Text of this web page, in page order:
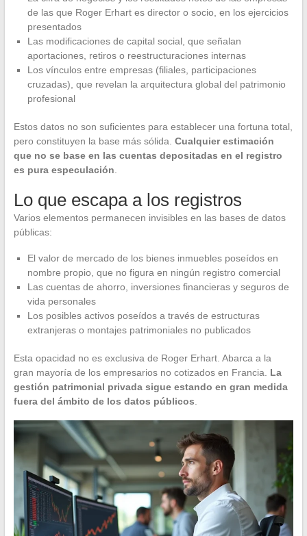
de las que Roger Erhart es director o socio, en los ejercicios
presentados
Las modificaciones de capital social, que señalan
aportaciones, retiros o reestructuraciones internas
Los vínculos entre empresas (filiales, participaciones
cruzadas), que revelan la arquitectura global del patrimonio
profesional
Estos datos no son suficientes para establecer una fortuna total,
pero constituyen la base más sólida. Cualquier estimación
que no se base en las cuentas depositadas en el registro
es pura especulación.
Lo que escapa a los registros
Varios elementos permanecen invisibles en las bases de datos
públicas:
El valor de mercado de los bienes inmuebles poseídos en
nombre propio, que no figura en ningún registro comercial
Las cuentas de ahorro, inversiones financieras y seguros de
vida personales
Los posibles activos poseídos a través de estructuras
extranjeras o montajes patrimoniales no publicados
Esta opacidad no es exclusiva de Roger Erhart. Abarca a la
gran mayoría de los empresarios no cotizados en Francia. La
gestión patrimonial privada sigue estando en gran medida
fuera del ámbito de los datos públicos.